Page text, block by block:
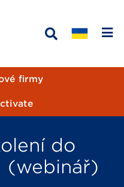
firmy
do
(webinář)